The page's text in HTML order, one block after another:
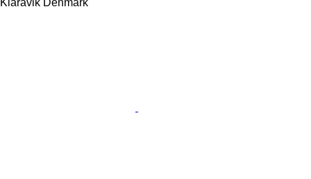
Klaravik Denmark